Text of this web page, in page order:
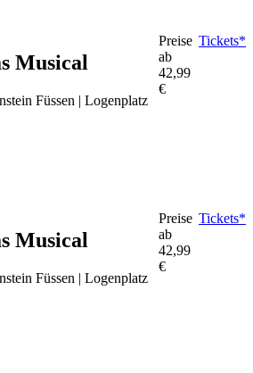
Musical
Füssen | Logenplatz
Preise
ab
42,99
€
Tickets*
Musical
Füssen | Logenplatz
Preise
ab
42,99
€
Tickets*